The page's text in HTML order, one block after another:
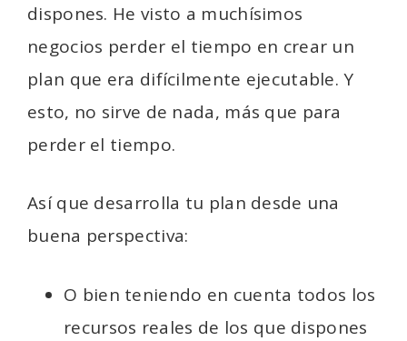
dispones. He visto a muchísimos
negocios perder el tiempo en crear un
plan que era difícilmente ejecutable. Y
esto, no sirve de nada, más que para
perder el tiempo.
Así que desarrolla tu plan desde una
buena perspectiva:
O bien teniendo en cuenta todos los
recursos reales de los que dispones